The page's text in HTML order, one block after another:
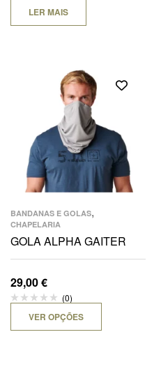
LER MAIS
BANDANAS E GOLAS,
CHAPELARIA
GOLA ALPHA GAITER
29,00€
(0)
VER OPÇÕES